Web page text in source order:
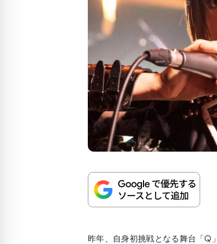
昨年、自身初挑戦となる舞台「Q